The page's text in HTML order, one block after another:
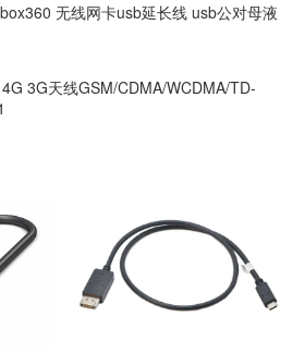
无线网卡usb延长线 usb公对母液
3G天线GSM/CDMA/WCDMA/TD-